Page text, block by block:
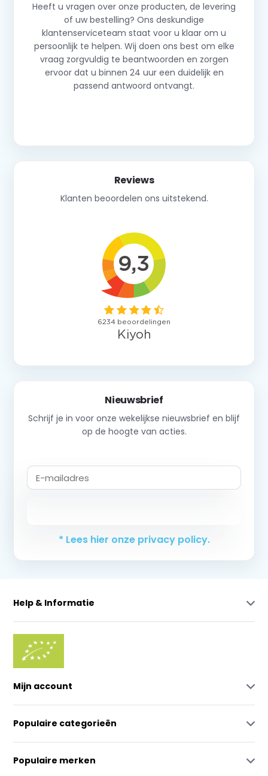
Heeft u vragen over onze producten, de levering
of uw bestelling? Ons deskundige
klantenserviceteam staat voor u klaar om u
persoonlijk te helpen. Wij doen ons best om elke
vraag zorgvuldig te beantwoorden en zorgen
ervoor dat u binnen 24 uur een duidelijk en
passend antwoord ontvangt.
Reviews
Klanten beoordelen ons uitstekend.
Nieuwsbrief
Schrijf je in voor onze wekelijkse nieuwsbrief en blijf
op de hoogte van acties.
* Lees hier onze privacy policy.
Help & Informatie
Mijn account
Populaire categorieën
Populaire merken